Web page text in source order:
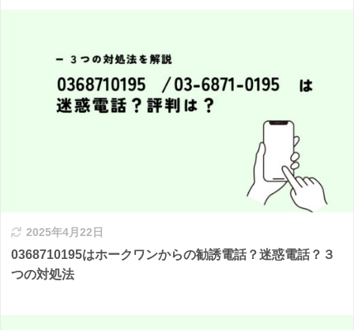
2025年4月22日
0368710195はホークワンからの勧誘電話？迷惑電話？３
つの対処法